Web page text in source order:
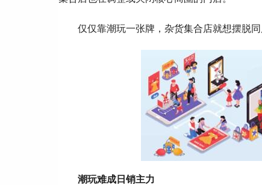
仅仅靠潮玩一张牌，杂货集合店就想摆脱
潮玩难成日销主力